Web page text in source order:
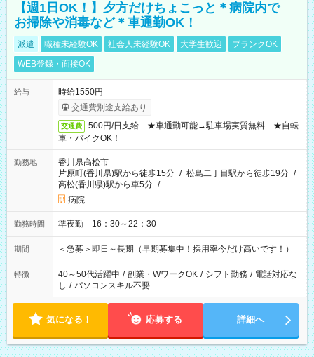
【週1日OK！】夕方だけちょこっと＊病院内で
お掃除や消毒など＊車通勤OK！
派遣 職種未経験OK 社会人未経験OK 大学生歓迎
ブランクOK
WEB登録・面接OK
給与
時給1550円
交通費別途支給あり
交通費
500円/日支給 ★車通勤可能→駐車場実質無料 ★自転
車・バイクOK！
勤務地
香川県高松市
片原町(香川県)駅から徒歩15分 / 松島二丁目駅から徒歩19分 /
高松(香川県)駅から車5分 / …
病院
勤務時間 準夜勤 16：30～22：30
期間 ＜急募＞即日～長期（早期募集中！採用率今だけ高いです！）
特徴 40～50代活躍中 / 副業・WワークOK / シフト勤務 / 電話対応な
し / パソコンスキル不要
気になる！ 応募する 詳細へ